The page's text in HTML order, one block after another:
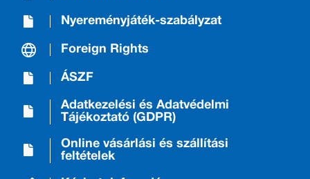
Nyereményjáték-szabályzat
Foreign Rights
ÁSZF
Adatkezelési és Adatvédelmi
Tájékoztató (GDPR)
Online vásárlási és szállítási
feltételek